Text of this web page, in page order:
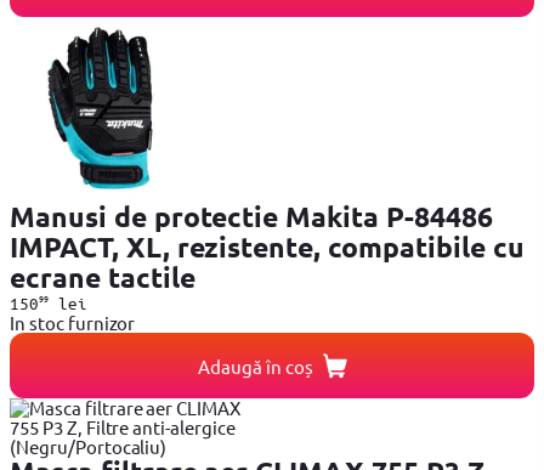
Manusi de protectie Makita P-84486
IMPACT, XL, rezistente, compatibile cu
ecrane tactile
15099lei
In stoc furnizor
Adaugă în coș